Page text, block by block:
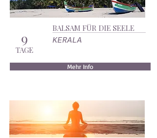
9
TAGE
BALSAM FÜR DIE SEELE
KERALA
Mehr Info